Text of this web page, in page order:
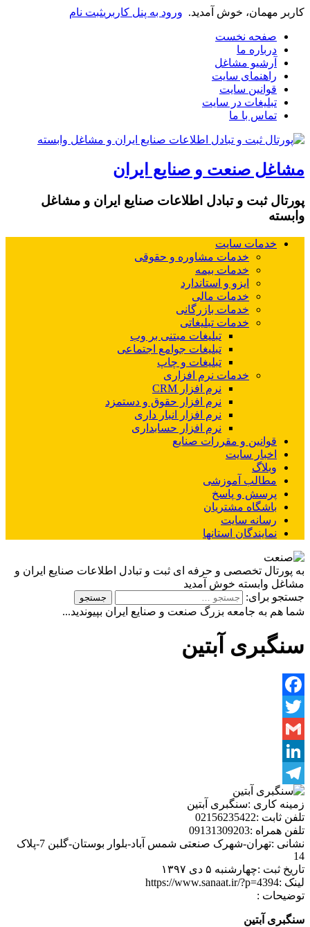
کاربر مهمان، خوش آمدید. ورود به پنل کاربریثبت نام
صفحه نخست
درباره ما
آرشیو مشاغل
راهنمای سایت
قوانین سایت
تبلیغات در سایت
تماس با ما
مشاغل صنعت و صنایع ایران
پورتال ثبت و تبادل اطلاعات صنایع ایران و مشاغل
وابسته
خدمات سایت
خدمات مشاوره و حقوقی
خدمات بیمه
ایزو و استاندارد
خدمات مالی
خدمات بازرگانی
خدمات تبلیغاتی
تبلیغات مبتنی بر وب
تبلیغات جوامع اجتماعی
تبلیغات و چاپ
خدمات نرم افزاری
نرم افزار CRM
نرم افزار حقوق و دستمزد
نرم افزار انبار داری
نرم افزار حسابداری
قوانین و مقررات صنایع
اخبار سایت
وبلاگ
مطالب آموزشی
پرسش و پاسخ
باشگاه مشتریان
رسانه سایت
نمایندگان استانها
به پورتال تخصصی و حرفه ای ثبت و تبادل اطلاعات صنایع ایران و
مشاغل وابسته خوش آمدید
جستجو برای:
شما هم به جامعه بزرگ صنعت و صنایع ایران بپیوندید...
سنگبری آبتین
Facebook
Twitter
Gmail
LinkedIn
Telegram
زمینه کاری :سنگبری آبتین
تلفن ثابت :02156235422
تلفن همراه :09131309203
نشانی :
تهران-شهرک صنعتی شمس آباد-بلوار بوستان-گلبن 7-پلاک
14
تاریخ ثبت :چهارشنبه ۵ دی ۱۳۹۷
لینک :https://www.sanaat.ir/?p=4394
توضیحات :
سنگبری آبتین